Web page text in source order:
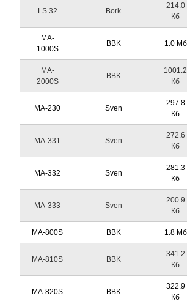
LS 32 Bork
214.0
Кб
MA-
1000S
BBK 1.0 Мб
MA-
2000S
BBK
1001.2
Кб
MA-230 Sven
297.8
Кб
MA-331 Sven
272.6
Кб
MA-332 Sven
281.3
Кб
MA-333 Sven
200.9
Кб
MA-800S BBK 1.8 Мб
MA-810S BBK
341.2
Кб
MA-820S BBK
322.9
Кб